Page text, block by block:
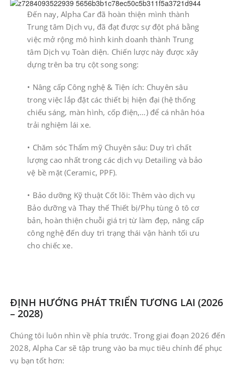
Đến nay, Alpha Car đã hoàn thiện mình thành
Trung tâm Dịch vụ, đã đạt được sự đột phá bằng
việc mở rộng mô hình kinh doanh thành Trung
tâm Dịch vụ Toàn diện. Chiến lược này được xây
dựng trên ba trụ cột song song:
• ​Nâng cấp Công nghệ & Tiện ích: Chuyên sâu
trong việc lắp đặt các thiết bị hiện đại (hệ thống
chiếu sáng, màn hình, cốp điện,…) để cá nhân hóa
trải nghiệm lái xe.
• ​Chăm sóc Thẩm mỹ Chuyên sâu: Duy trì chất
lượng cao nhất trong các dịch vụ Detailing và bảo
vệ bề mặt (Ceramic, PPF).
• ​Bảo dưỡng Kỹ thuật Cốt lõi: Thêm vào dịch vụ
Bảo dưỡng và Thay thế Thiết bị/Phụ tùng ô tô cơ
bản, hoàn thiện chuỗi giá trị từ làm đẹp, nâng cấp
công nghệ đến duy trì trạng thái vận hành tối ưu
cho chiếc xe.
ĐỊNH HƯỚNG PHÁT TRIỂN TƯƠNG LAI (2026
– 2028)
Chúng tôi luôn nhìn về phía trước. Trong giai đoạn 2026 đến
2028, Alpha Car sẽ tập trung vào ba mục tiêu chính để phục
vụ bạn tốt hơn: